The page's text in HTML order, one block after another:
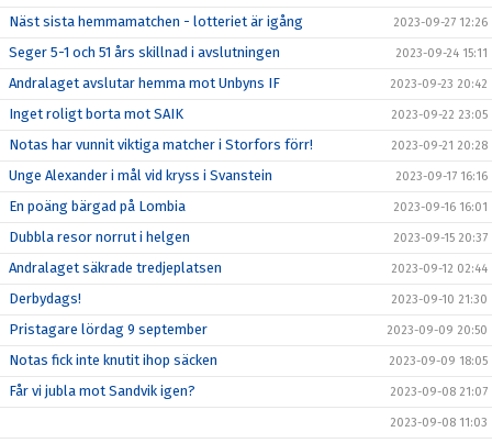
Näst sista hemmamatchen - lotteriet är igång 2023-09-27 12:26
Seger 5-1 och 51 års skillnad i avslutningen 2023-09-24 15:11
Andralaget avslutar hemma mot Unbyns IF 2023-09-23 20:42
Inget roligt borta mot SAIK 2023-09-22 23:05
Notas har vunnit viktiga matcher i Storfors förr! 2023-09-21 20:28
Unge Alexander i mål vid kryss i Svanstein 2023-09-17 16:16
En poäng bärgad på Lombia 2023-09-16 16:01
Dubbla resor norrut i helgen 2023-09-15 20:37
Andralaget säkrade tredjeplatsen 2023-09-12 02:44
Derbydags! 2023-09-10 21:30
Pristagare lördag 9 september 2023-09-09 20:50
Notas fick inte knutit ihop säcken 2023-09-09 18:05
Får vi jubla mot Sandvik igen? 2023-09-08 21:07
2023-09-08 11:03